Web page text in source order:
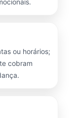
ou horários;
cobram